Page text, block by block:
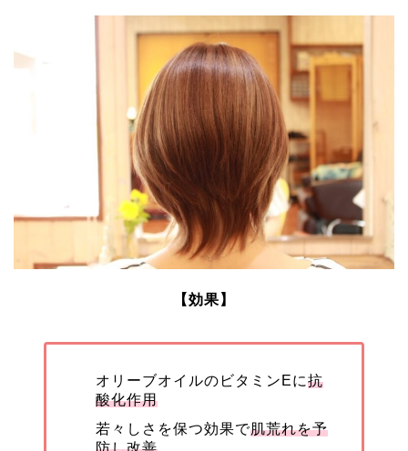
【効果】
オリーブオイルのビタミンEに抗
酸化作用
若々しさを保つ効果で肌荒れを予